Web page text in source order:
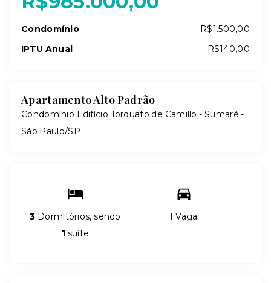
Condomínio
R$1.500,00
IPTU Anual
R$140,00
Apartamento Alto Padrão
Condomínio Edifício Torquato de Camillo -Sumaré -
São Paulo/SP
3 Dormitórios, sendo
1 suíte
1 Vaga